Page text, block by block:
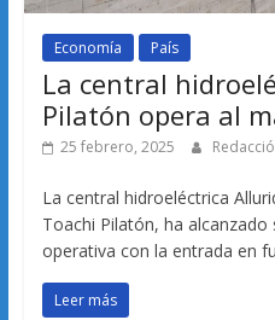
Economía País
La central
Pilatón opera al
25 febrero, 2025
La central hidroeléctrica
Toachi Pilatón, ha alcanzado
operativa con la entrada en
Leer más